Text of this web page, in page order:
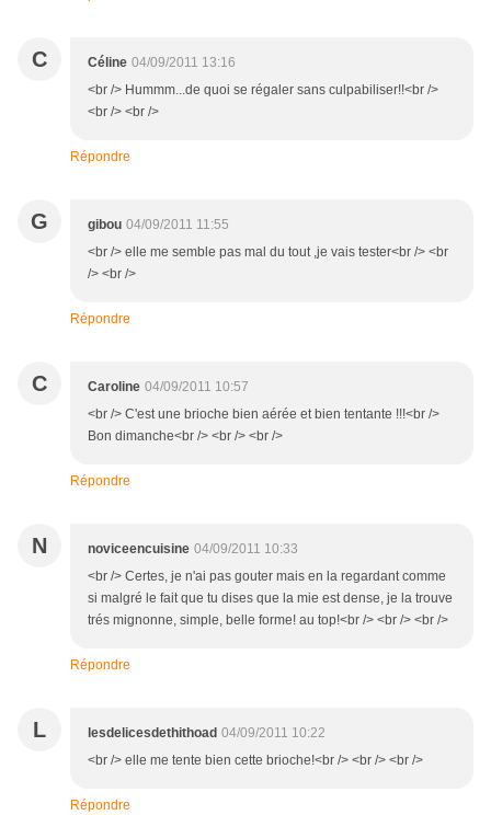
C Céline 04/09/2011 13:16
<br /> Hummm...de quoi se régaler sans culpabiliser!!<br />
<br /> <br />
Répondre
G gibou 04/09/2011 11:55
<br /> elle me semble pas mal du tout ,je vais tester<br /> <br
/> <br />
Répondre
C Caroline 04/09/2011 10:57
<br /> C'est une brioche bien aérée et bien tentante !!!<br />
Bon dimanche<br /> <br /> <br />
Répondre
N noviceencuisine 04/09/2011 10:33
<br /> Certes, je n'ai pas gouter mais en la regardant comme
si malgré le fait que tu dises que la mie est dense, je la trouve
trés mignonne, simple, belle forme! au top!<br /> <br /> <br />
Répondre
L lesdelicesdethithoad 04/09/2011 10:22
<br /> elle me tente bien cette brioche!<br /> <br /> <br />
Répondre